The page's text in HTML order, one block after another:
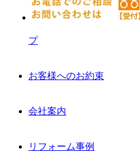
プ
お客様へのお約束
会社案内
リフォーム事例